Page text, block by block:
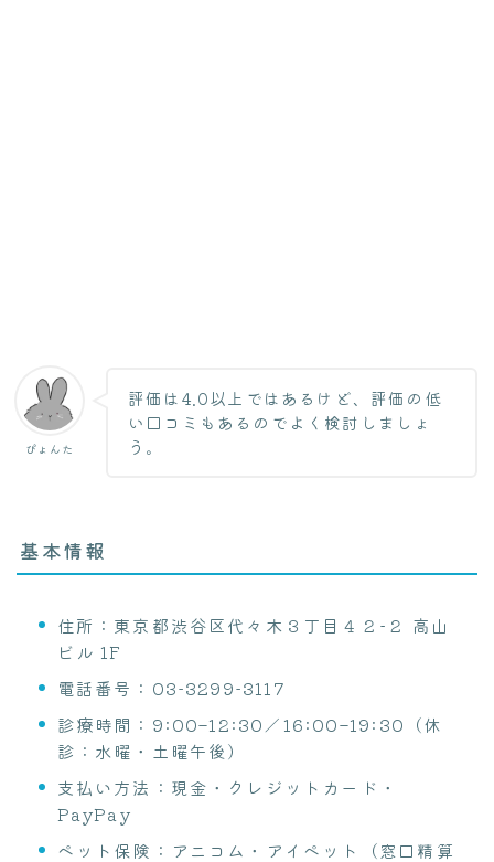
ぴょんた
評価は4.0以上ではあるけど、評価の低
い口コミもあるのでよく検討しましょ
う。
基本情報
住所：東京都渋谷区代々木３丁目４２−２ 高山
ビル 1F
電話番号：03-3299-3117
診療時間：9:00–12:30／16:00–19:30（休
診：水曜・土曜午後）
支払い方法：現金・クレジットカード・
PayPay
ペット保険：アニコム・アイペット（窓口精算